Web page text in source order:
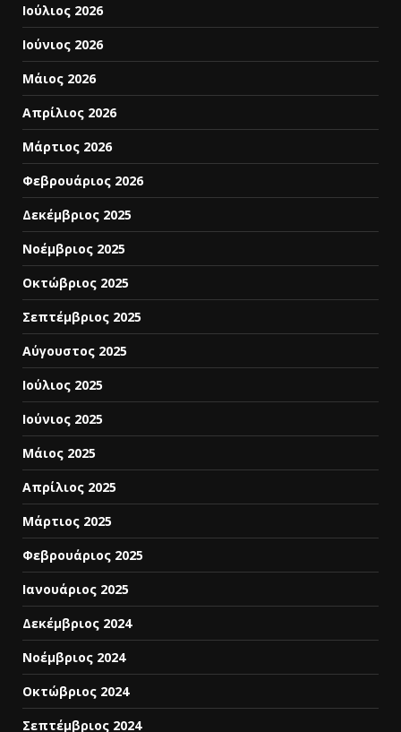
Ιούλιος 2026
Ιούνιος 2026
Μάιος 2026
Απρίλιος 2026
Μάρτιος 2026
Φεβρουάριος 2026
Δεκέμβριος 2025
Νοέμβριος 2025
Οκτώβριος 2025
Σεπτέμβριος 2025
Αύγουστος 2025
Ιούλιος 2025
Ιούνιος 2025
Μάιος 2025
Απρίλιος 2025
Μάρτιος 2025
Φεβρουάριος 2025
Ιανουάριος 2025
Δεκέμβριος 2024
Νοέμβριος 2024
Οκτώβριος 2024
Σεπτέμβριος 2024